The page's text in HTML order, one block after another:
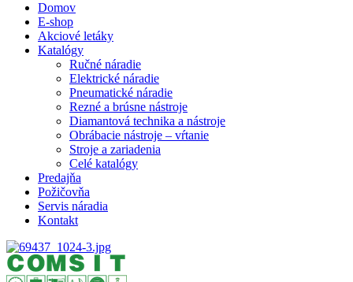
Domov
E-shop
Akciové letáky
Katalógy
Ručné náradie
Elektrické náradie
Pneumatické náradie
Rezné a brúsne nástroje
Diamantová technika a nástroje
Obrábacie nástroje – vŕtanie
Stroje a zariadenia
Celé katalógy
Predajňa
Požičovňa
Servis náradia
Kontakt